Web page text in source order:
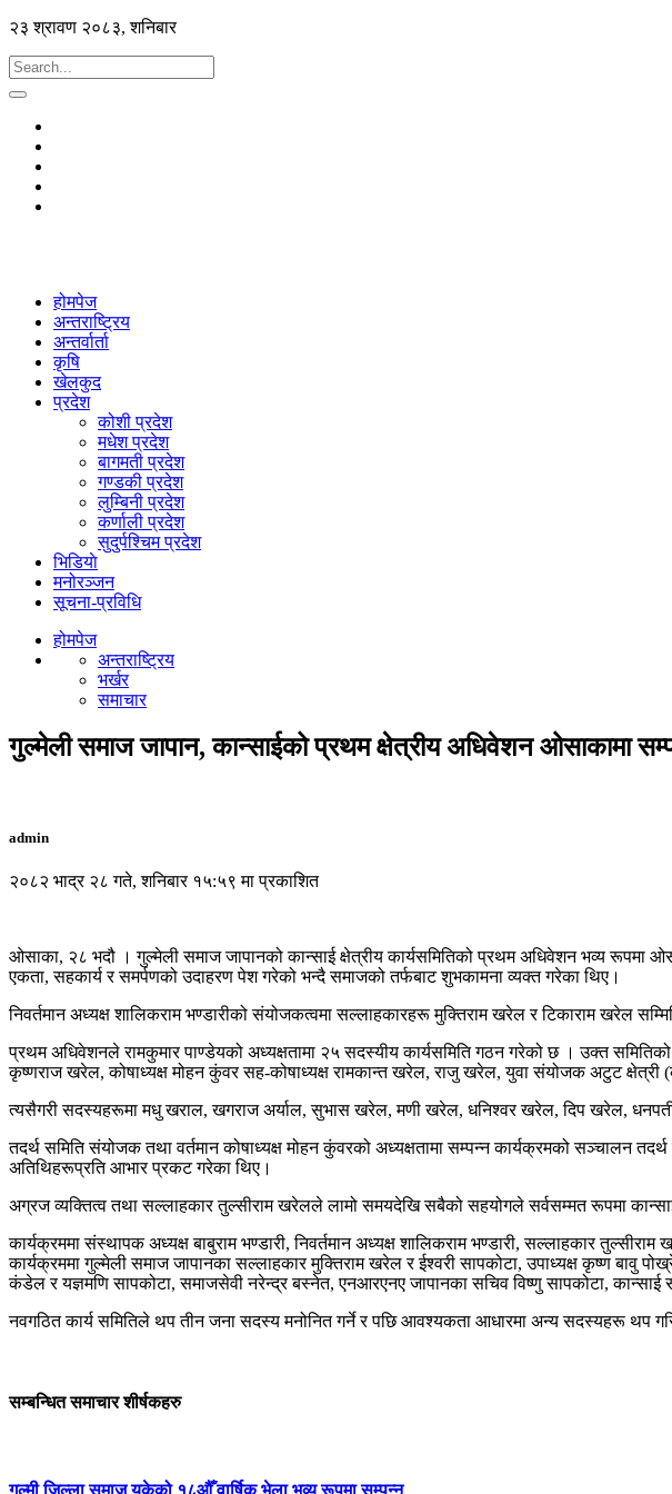
२३ श्रावण २०८३, शनिबार
होमपेज
अन्तराष्ट्रिय
अन्तर्वार्ता
कृषि
खेलकुद
प्रदेश
कोशी प्रदेश
मधेश प्रदेश
बागमती प्रदेश
गण्डकी प्रदेश
लुम्बिनी प्रदेश
कर्णाली प्रदेश
सुदुर्पश्चिम प्रदेश
भिडियाे
मनोरञ्जन
सूचना-प्रविधि
होमपेज
अन्तराष्ट्रिय
भर्खर
समाचार
गुल्मेली समाज जापान, कान्साईको प्रथम क्षेत्रीय अधिवेशन ओसाकामा
admin
२०८२ भाद्र २८ गते, शनिबार १५:५९ मा प्रकाशित
ओसाका, २८ भदौ । गुल्मेली समाज जापानको कान्साई क्षेत्रीय कार्यसमितिको प्रथम अधिवेशन भव्य रूपमा
एकता, सहकार्य र समर्पणको उदाहरण पेश गरेको भन्दै समाजको तर्फबाट शुभकामना व्यक्त गरेका थिए।
निवर्तमान अध्यक्ष शालिकराम भण्डारीको संयोजकत्वमा सल्लाहकारहरू मुक्तिराम खरेल र टिकाराम खरेल
प्रथम अधिवेशनले रामकुमार पाण्डेयको अध्यक्षतामा २५ सदस्यीय कार्यसमिति गठन गरेको छ । उक्त
कृष्णराज खरेल, कोषाध्यक्ष मोहन कुंवर सह-कोषाध्यक्ष रामकान्त खरेल, राजु खरेल, युवा संयोजक अटुट
त्यसैगरी सदस्यहरूमा मधु खराल, खगराज अर्याल, सुभास खरेल, मणी खरेल, धनिश्वर खरेल, दिप खरेल,
तदर्थ समिति संयोजक तथा वर्तमान कोषाध्यक्ष मोहन कुंवरको अध्यक्षतामा सम्पन्न कार्यक्रमको सञ्चालन
अतिथिहरूप्रति आभार प्रकट गरेका थिए।
अग्रज व्यक्तित्व तथा सल्लाहकार तुल्सीराम खरेलले लामो समयदेखि सबैको सहयोगले सर्वसम्मत रूपमा
कार्यक्रममा संस्थापक अध्यक्ष बाबुराम भण्डारी, निवर्तमान अध्यक्ष शालिकराम भण्डारी, सल्लाहकार
कार्यक्रममा गुल्मेली समाज जापानका सल्लाहकार मुक्तिराम खरेल र ईश्वरी सापकोटा, उपाध्यक्ष कृष्ण बावु
कंडेल र यज्ञमणि सापकोटा, समाजसेवी नरेन्द्र बस्नेत, एनआरएनए जापानका सचिव विष्णु सापकोटा,
नवगठित कार्य समितिले थप तीन जना सदस्य मनोनित गर्ने र पछि आवश्यकता आधारमा अन्य सदस्यहरू थप
सम्बन्धित समाचार शीर्षकहरु
गुल्मी जिल्ला समाज यूकेको १८औँ वार्षिक भेला भव्य रूपमा सम्पन्न